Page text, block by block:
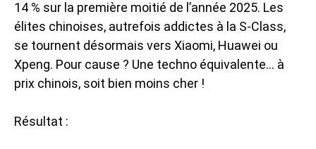
14 % sur la première moitié de l’année 2025. Les
élites chinoises, autrefois addictes à la S-Class,
se tournent désormais vers Xiaomi, Huawei ou
Xpeng. Pour cause ? Une techno équivalente… à
prix chinois, soit bien moins cher !
Résultat :